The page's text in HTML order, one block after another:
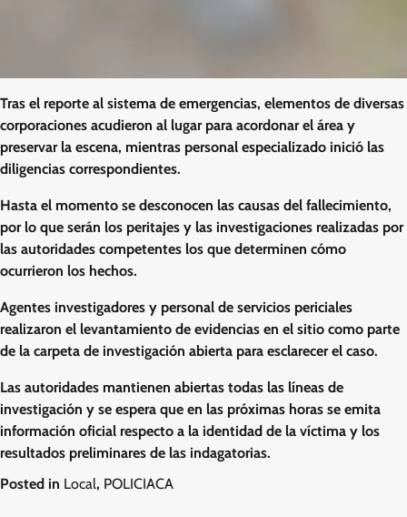
Tras el reporte al sistema de emergencias, elementos de diversas
corporaciones acudieron al lugar para acordonar el área y
preservar la escena, mientras personal especializado inició las
diligencias correspondientes.
Hasta el momento se desconocen las causas del fallecimiento,
por lo que serán los peritajes y las investigaciones realizadas por
las autoridades competentes los que determinen cómo
ocurrieron los hechos.
Agentes investigadores y personal de servicios periciales
realizaron el levantamiento de evidencias en el sitio como parte
de la carpeta de investigación abierta para esclarecer el caso.
Las autoridades mantienen abiertas todas las líneas de
investigación y se espera que en las próximas horas se emita
información oficial respecto a la identidad de la víctima y los
resultados preliminares de las indagatorias.
Posted in Local, POLICIACA